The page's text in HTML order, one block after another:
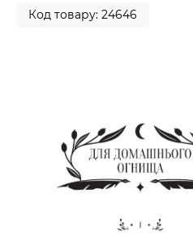
Код товару: 24646